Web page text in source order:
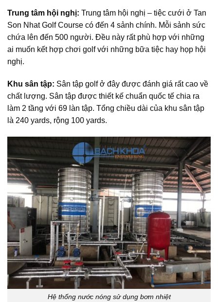
Trung tâm hội nghị: Trung tâm hội nghị – tiệc cưới ở Tan
Son Nhat Golf Course có đến 4 sảnh chính. Mỗi sảnh sức
chứa lên đến 500 người. Đều này rất phù hợp với những
ai muốn kết hợp chơi golf với những bữa tiệc hay họp hội
nghị.
Khu sân tập: Sân tập golf ở đây được đánh giá rất cao về
chất lượng. Sân tập được thiết kế chuẩn quốc tế chia ra
làm 2 tầng với 69 làn tập. Tổng chiều dài của khu sân tập
là 240 yards, rộng 100 yards.
Hệ thống nước nóng sử dụng bơm nhiệt